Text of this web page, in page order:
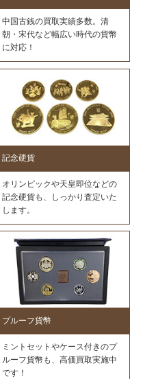
中国古銭の買取実績多数。清
朝・宋代など幅広い時代の貨幣
に対応！
記念硬貨
オリンピックや天皇即位などの
記念硬貨も、しっかり査定いた
します。
プルーフ貨幣
ミントセットやケース付きのプ
ルーフ貨幣も、高価買取実施中
です！